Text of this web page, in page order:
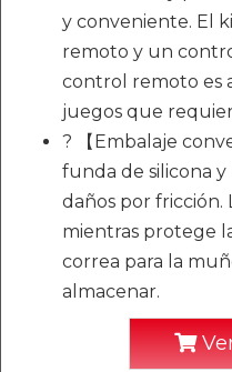
y conveniente. El
remoto y un
control remoto es
juegos que
? 【Embalaje
funda de silicona
daños por fricción.
mientras protege
correa para la
almacenar.